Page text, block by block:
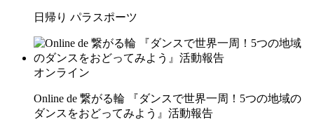
日帰り パラスポーツ
オンライン
Online de 繋がる輪 『ダンスで世界一周！5つの地域の
ダンスをおどってみよう』活動報告